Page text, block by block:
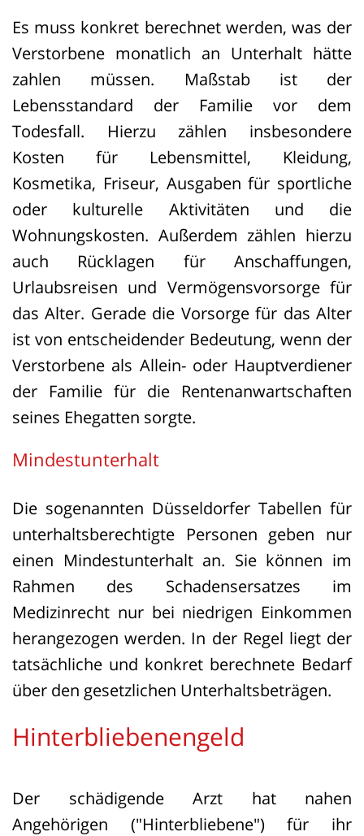
die Frau im Krankenhaus an einem Herz-
Kreislaufstillstand. Der Arzt wurde
später wegen vorsätzlicher
Körperverletzung mit Todesfolge sowie
weiterer Straftaten gegen andere Frauen
zu neun Jahren Freiheitsstrafe und
anschließender Sicherungsverwahrung
verurteilt.
Der hinterbliebene Ehemann und der
Sohn klagten daraufhin auf Ersatz
verschiedener Schäden, darunter
Beerdigungskosten, Hinterbliebenengeld
und Unterhaltsschäden. Während die
ersten beiden Ansprüche bereits
rechtskräftig zugesprochen wurden, ging
Verfahren um den Ersatz des
Feststellung, dass dieser Anspruch aus
einer vorsätzlich begangenen
unerlaubten Handlung resultiere.
Das Landgericht Halle hatte die
Verpflichtung des Arztes zum
Unterhaltsersatz festgestellt, jedoch
keine Feststellung zur Art der Begehung
Naumburg hob die Entscheidung
angeblicher Unbestimmtheit des
Unterhaltsersatzanspruchs ab,
Es muss konkret berechnet werden, was der
Verstorbene monatlich an Unterhalt hätte
zahlen müssen. Maßstab ist der
Lebensstandard der Familie vor dem
Todesfall. Hierzu zählen insbesondere
Kosten für Lebensmittel, Kleidung,
Kosmetika, Friseur, Ausgaben für sportliche
oder kulturelle Aktivitäten und die
Wohnungskosten. Außerdem zählen hierzu
auch Rücklagen für Anschaffungen,
Urlaubsreisen und Vermögensvorsorge für
das Alter. Gerade die Vorsorge für das Alter
ist von entscheidender Bedeutung, wenn der
Verstorbene als Allein- oder Hauptverdiener
der Familie für die Rentenanwartschaften
seines Ehegatten sorgte.
Mindestunterhalt
Die sogenannten Düsseldorfer Tabellen für
unterhaltsberechtigte Personen geben nur
einen Mindestunterhalt an. Sie können im
Rahmen des Schadensersatzes im
Medizinrecht nur bei niedrigen Einkommen
herangezogen werden. In der Regel liegt der
tatsächliche und konkret berechnete Bedarf
über den gesetzlichen Unterhaltsbeträgen.
Hinterbliebenengeld
Der schädigende Arzt hat nahen
Angehörigen ("Hinterbliebene") für ihr